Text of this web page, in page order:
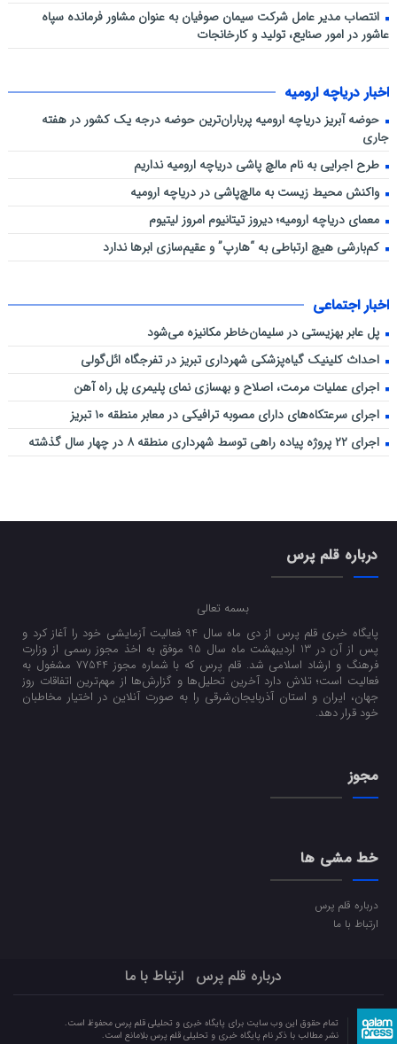
انتصاب مدیر عامل شرکت سیمان صوفیان به عنوان مشاور فرمانده سپاه
عاشور در امور صنایع، تولید و کارخانجات
اخبار دریاچه ارومیه
حوضه آبریز دریاچه ارومیه پرباران‌ترین حوضه‌ درجه یک کشور در هفته
جاری
طرح اجرایی به نام مالچ پاشی دریاچه ارومیه نداریم
واکنش محیط زیست به مالچ‌پاشی در دریاچه ارومیه
معمای دریاچه ارومیه؛ دیروز تیتانیوم امروز لیتیوم
کم‌بارشی هیچ ارتباطی به “هارپ” و عقیم‌سازی ابرها ندارد
اخبار اجتماعی
پل عابر بهزیستی در سلیمان‌خاطر مکانیزه می‌شود
احداث کلینیک گیاه‌پزشکی شهرداری تبریز در تفرجگاه ائل‌گولی
اجرای عملیات مرمت، اصلاح و بهسازی نمای پلیمری پل راه آهن
اجرای سرعتکاه‌های دارای مصوبه ترافیکی در معابر منطقه ۱۰ تبریز
اجرای ۲۲ پروژه پیاده راهی توسط شهرداری منطقه ۸ در چهار سال گذشته
درباره قلم پرس
بسمه تعالی
پایگاه خبری قلم پرس از دی ماه سال 94 فعالیت آزمایشی خود را آغاز کرد و
پس از آن در 13 اردیبهشت ماه سال 95 موفق به اخذ مجوز رسمی از وزارت
فرهنگ و ارشاد اسلامی شد. قلم پرس که با شماره مجوز 77544 مشغول به
فعالیت است؛ تلاش دارد آخرین تحلیل‌ها و گزارش‌ها از مهم‌ترین اتفاقات روز
جهان، ایران و استان آذربایجان‌شرقی را به صورت آنلاین در اختیار مخاطبان
خود قرار دهد.
مجوز
خط مشی ها
درباره قلم پرس
ارتباط با ما
درباره قلم پرس ارتباط با ما
تمام حقوق این وب سایت برای پایگاه خبری و تحلیلی قلم پرس محفوظ است.
نشر مطالب با ذکر نام پایگاه خبری و تحلیلی قلم پرس بلامانع است.